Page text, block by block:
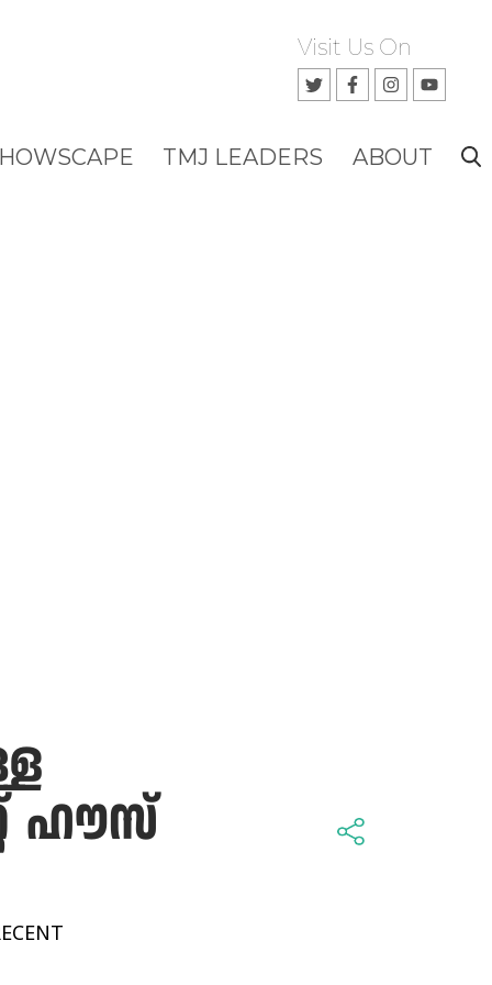
Visit Us On
TMJ LEADERS ABOUT
ഹൗസ്